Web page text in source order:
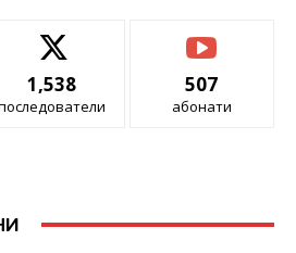
1,538 507
абонати